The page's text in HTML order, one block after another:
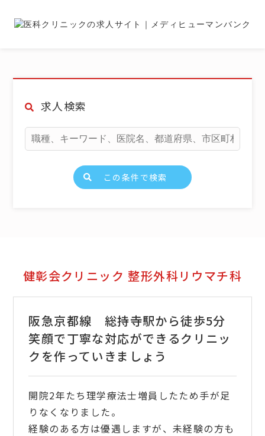
求人検索
この条件で検索
健彰会クリニック 整形外科リウマチ科
阪急京都線 総持寺駅から徒歩5分
笑顔で丁寧な対応ができるクリニッ
クを作っていきましょう
開院2年たち理学療法士増員したため手が足
りなくなりました。
経験のある方は優遇しますが、未経験の方も